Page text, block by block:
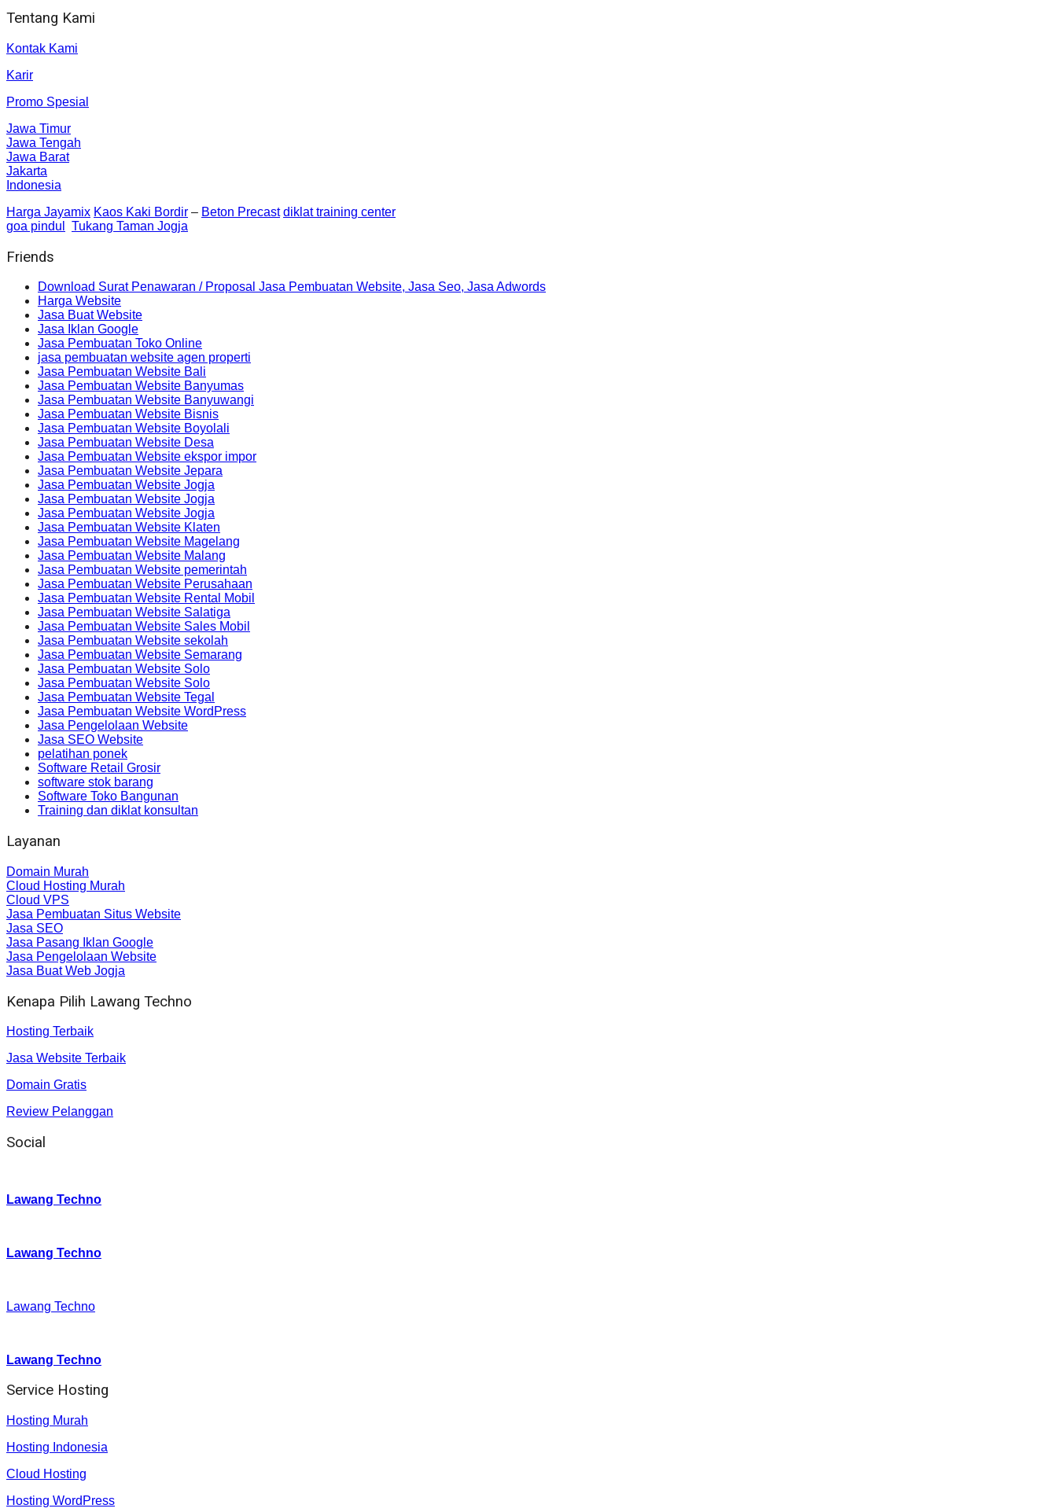
Tentang Kami
Kontak Kami
Karir
Promo Spesial
Jawa Timur
Jawa Tengah
Jawa Barat
Jakarta
Indonesia
Harga Jayamix Kaos Kaki Bordir – Beton Precast diklat training center
goa pindul
Tukang Taman Jogja
Friends
Download Surat Penawaran / Proposal Jasa Pembuatan Website, Jasa Seo, Jasa Adwords
Harga Website
Jasa Buat Website
Jasa Iklan Google
Jasa Pembuatan Toko Online
jasa pembuatan website agen properti
Jasa Pembuatan Website Bali
Jasa Pembuatan Website Banyumas
Jasa Pembuatan Website Banyuwangi
Jasa Pembuatan Website Bisnis
Jasa Pembuatan Website Boyolali
Jasa Pembuatan Website Desa
Jasa Pembuatan Website ekspor impor
Jasa Pembuatan Website Jepara
Jasa Pembuatan Website Jogja
Jasa Pembuatan Website Jogja
Jasa Pembuatan Website Jogja
Jasa Pembuatan Website Klaten
Jasa Pembuatan Website Magelang
Jasa Pembuatan Website Malang
Jasa Pembuatan Website pemerintah
Jasa Pembuatan Website Perusahaan
Jasa Pembuatan Website Rental Mobil
Jasa Pembuatan Website Salatiga
Jasa Pembuatan Website Sales Mobil
Jasa Pembuatan Website sekolah
Jasa Pembuatan Website Semarang
Jasa Pembuatan Website Solo
Jasa Pembuatan Website Solo
Jasa Pembuatan Website Tegal
Jasa Pembuatan Website WordPress
Jasa Pengelolaan Website
Jasa SEO Website
pelatihan ponek
Software Retail Grosir
software stok barang
Software Toko Bangunan
Training dan diklat konsultan
Layanan
Domain Murah
Cloud Hosting Murah
Cloud VPS
Jasa Pembuatan Situs Website
Jasa SEO
Jasa Pasang Iklan Google
Jasa Pengelolaan Website
Jasa Buat Web Jogja
Kenapa Pilih Lawang Techno
Hosting Terbaik
Jasa Website Terbaik
Domain Gratis
Review Pelanggan
Social
Lawang Techno
Lawang Techno
Lawang Techno
Lawang Techno
Service Hosting
Hosting Murah
Hosting Indonesia
Cloud Hosting
Hosting WordPress